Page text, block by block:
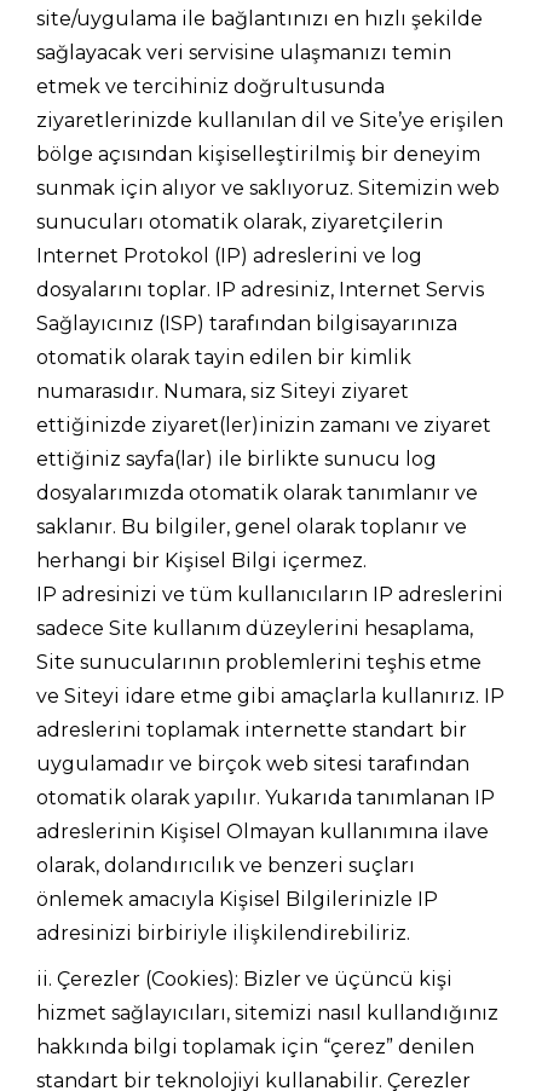
site/uygulama ile bağlantınızı en hızlı şekilde
sağlayacak veri servisine ulaşmanızı temin
etmek ve tercihiniz doğrultusunda
ziyaretlerinizde kullanılan dil ve Site’ye erişilen
bölge açısından kişiselleştirilmiş bir deneyim
sunmak için alıyor ve saklıyoruz. Sitemizin web
sunucuları otomatik olarak, ziyaretçilerin
Internet Protokol (IP) adreslerini ve log
dosyalarını toplar. IP adresiniz, Internet Servis
Sağlayıcınız (ISP) tarafından bilgisayarınıza
otomatik olarak tayin edilen bir kimlik
numarasıdır. Numara, siz Siteyi ziyaret
ettiğinizde ziyaret(ler)inizin zamanı ve ziyaret
ettiğiniz sayfa(lar) ile birlikte sunucu log
dosyalarımızda otomatik olarak tanımlanır ve
saklanır. Bu bilgiler, genel olarak toplanır ve
herhangi bir Kişisel Bilgi içermez.
IP adresinizi ve tüm kullanıcıların IP adreslerini
sadece Site kullanım düzeylerini hesaplama,
Site sunucularının problemlerini teşhis etme
ve Siteyi idare etme gibi amaçlarla kullanırız. IP
adreslerini toplamak internette standart bir
uygulamadır ve birçok web sitesi tarafından
otomatik olarak yapılır. Yukarıda tanımlanan IP
adreslerinin Kişisel Olmayan kullanımına ilave
olarak, dolandırıcılık ve benzeri suçları
önlemek amacıyla Kişisel Bilgilerinizle IP
adresinizi birbiriyle ilişkilendirebiliriz.
ii. Çerezler (Cookies): Bizler ve üçüncü kişi
hizmet sağlayıcıları, sitemizi nasıl kullandığınız
hakkında bilgi toplamak için “çerez” denilen
standart bir teknolojiyi kullanabilir. Çerezler